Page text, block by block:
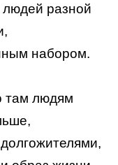
разной
набором.
там людям